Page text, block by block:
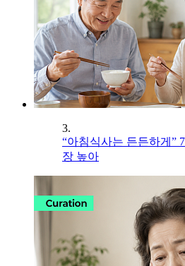
3.
“아침식사는 든든하게”
장 높아